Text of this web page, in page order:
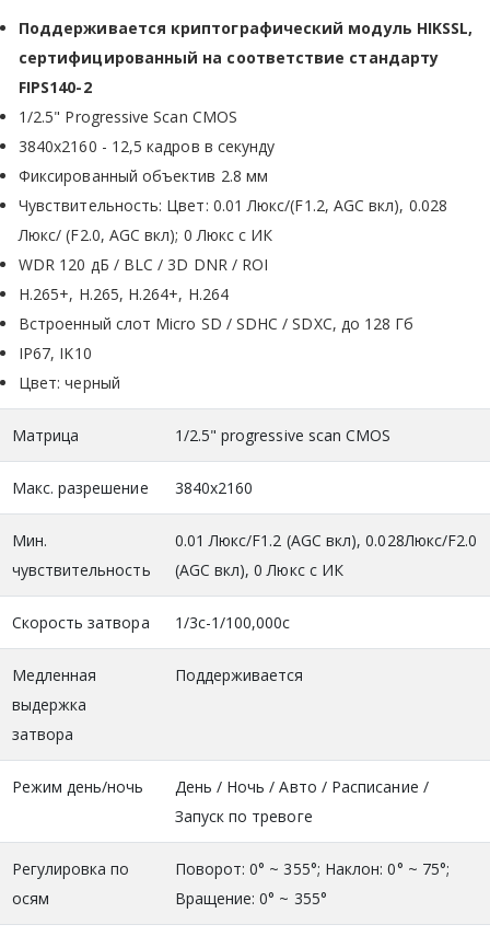
Поддерживается криптографический модуль HIKSSL,
сертифицированный на соответствие стандарту
FIPS140-2
1/2.5" Progressive Scan CMOS
3840х2160 - 12,5 кадров в секунду
Фиксированный объектив 2.8 мм
Чувствительность: Цвет: 0.01 Люкс/(F1.2, AGC вкл), 0.028
Люкс/ (F2.0, AGC вкл); 0 Люкс с ИК
WDR 120 дБ / BLC / 3D DNR / ROI
H.265+, H.265, H.264+, H.264
Встроенный слот Micro SD / SDHC / SDXC, до 128 Гб
IP67, IK10
Цвет: черный
Матрица 1/2.5" progressive scan CMOS
Макс. разрешение 3840х2160
Мин.
чувствительность
0.01 Люкс/F1.2 (AGC вкл), 0.028Люкс/F2.0
(AGC вкл), 0 Люкс с ИК
Скорость затвора 1/3с-1/100,000с
Медленная
выдержка
затвора
Поддерживается
Режим день/ночь
День / Ночь / Авто / Расписание /
Запуск по тревоге
Регулировка по
осям
Поворот: 0° ~ 355°; Наклон: 0° ~ 75°;
Вращение: 0° ~ 355°